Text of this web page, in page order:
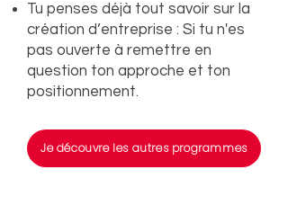
Tu penses déjà tout savoir sur la
création d’entreprise : Si tu n'es
pas ouverte à remettre en
question ton approche et ton
positionnement.
Je découvre les autres programmes